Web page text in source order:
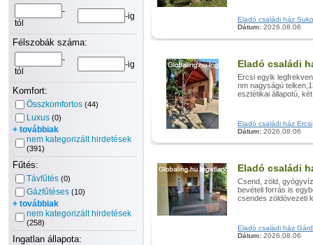
-
tól
-ig
Félszobák száma:
-
tól
-ig
Komfort:
Összkomfortos (44)
Luxus (0)
+ továbbiak
nem kategorizált hirdetések
(391)
Fűtés:
Távfűtés (0)
Gázfűtéses (10)
+ továbbiak
nem kategorizált hirdetések
(258)
Ingatlan állapota:
Eladó családi ház
Dátum: 2026.08.06
Eladó családi
Ercsi egyik
nm nagyságú
esztétikai állapotú,
Eladó családi ház
Dátum: 2026.08.06
Eladó családi
Csend, zöld,
bevételi forrás is
csendes zöldövezeti
Eladó családi ház
Dátum: 2026.08.06